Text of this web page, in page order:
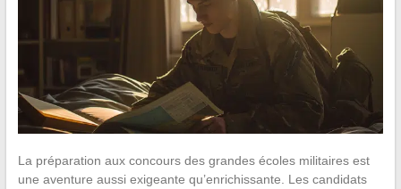
La préparation aux concours des grandes écoles militaires est
une aventure aussi exigeante qu’enrichissante. Les candidats